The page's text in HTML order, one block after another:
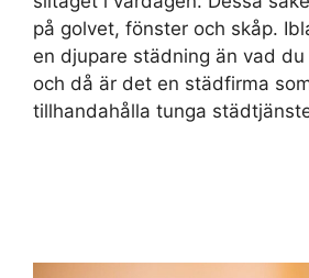
på golvet, fönster och skåp.
en djupare städning än vad
och då är det en städfirma
tillhandahålla tunga